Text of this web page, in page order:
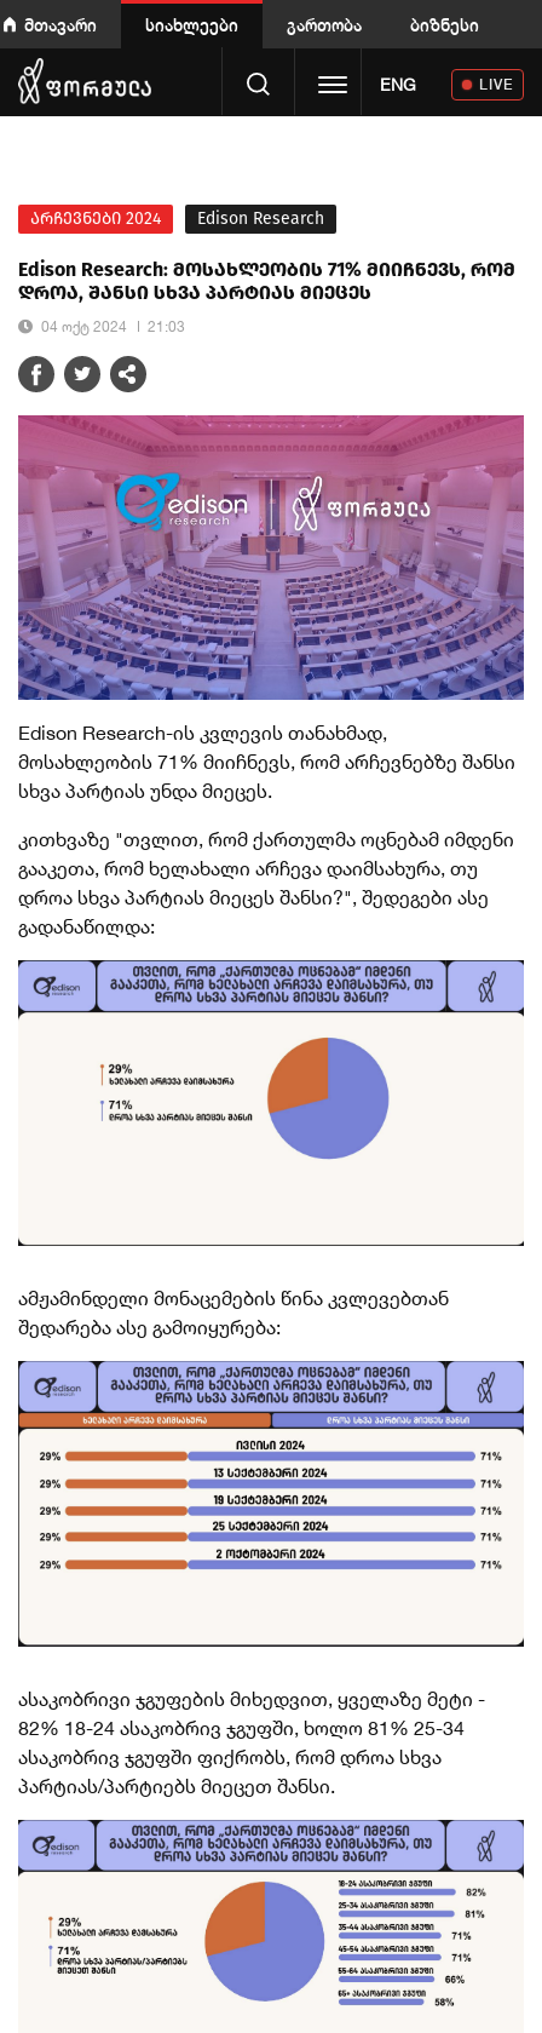
მთავარი სიახლეები გართობა ბიზნესი
Toggle navigation
ENG LIVE
არჩევნები 2024 Edison Research
Edison Research: მოსახლეობის 71% მიიჩნევს, რომ
დროა, შანსი სხვა პარტიას მიეცეს
04 ოქტ 2024 21:03
Edison Research-ის კვლევის თანახმად,
მოსახლეობის 71% მიიჩნევს, რომ არჩევნებზე შანსი
სხვა პარტიას უნდა მიეცეს.
კითხვაზე "თვლით, რომ ქართულმა ოცნებამ იმდენი
გააკეთა, რომ ხელახალი არჩევა დაიმსახურა, თუ
დროა სხვა პარტიას მიეცეს შანსი?", შედეგები ასე
გადანაწილდა:
ამჟამინდელი მონაცემების წინა კვლევებთან
შედარება ასე გამოიყურება:
ასაკობრივი ჯგუფების მიხედვით, ყველაზე მეტი -
82% 18-24 ასაკობრივ ჯგუფში, ხოლო 81% 25-34
ასაკობრივ ჯგუფში ფიქრობს, რომ დროა სხვა
პარტიას/პარტიებს მიეცეთ შანსი.